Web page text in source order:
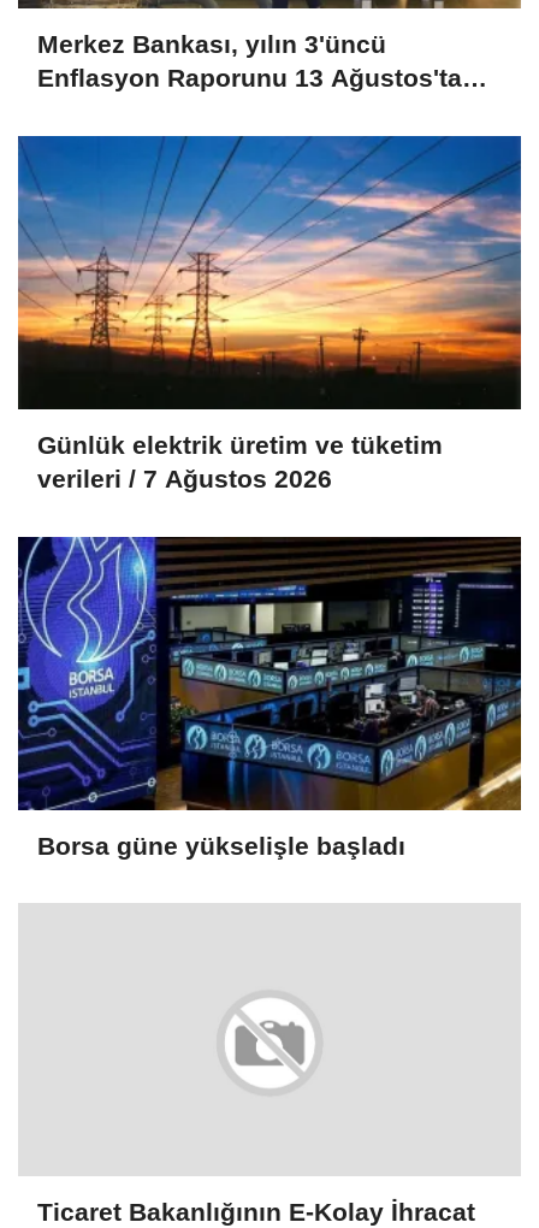
Merkez Bankası, yılın 3'üncü
Enflasyon Raporunu 13 Ağustos'ta
Günlük elektrik üretim ve tüketim
verileri / 7 Ağustos 2026
Borsa güne yükselişle başladı
Ticaret Bakanlığının E-Kolay İhracat